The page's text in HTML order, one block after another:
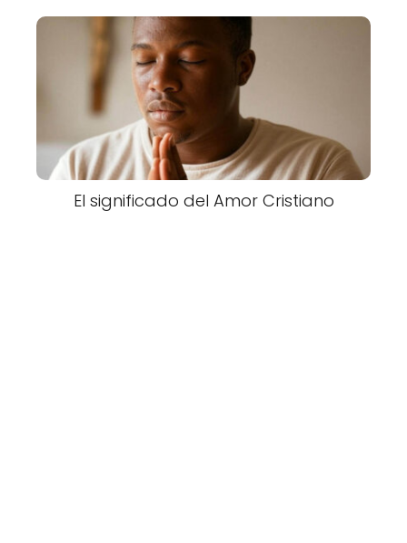
El significado del Amor Cristiano